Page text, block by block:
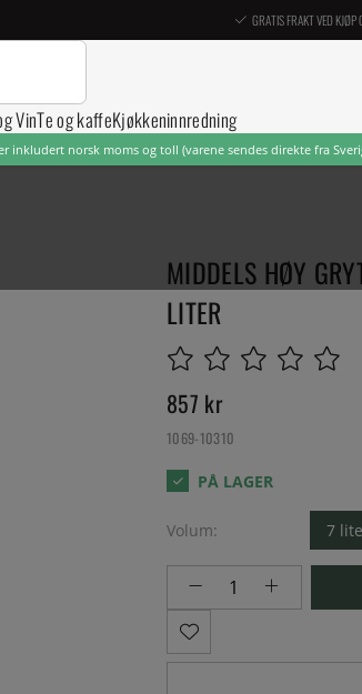
GRATIS FRAKT VED
VinTe og kaffeKjøkkeninnredning
inkludert norsk moms og toll (varene sendes direkte fra
MIDDELS HØY
LITER
857 kr
1069-10310
Volum: 7